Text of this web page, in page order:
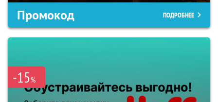
Промокод ПОДРОБНЕЕ
-15%